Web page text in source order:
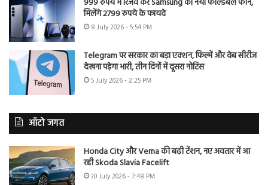
999 रुपये में रिजर्व करें Samsung का नया फोल्डेबल फोन,
मिलेंगे 2799 रुपये के फायदे
8 July 2026 - 5:54 PM
Telegram पर सरकार का बड़ा एक्शन, फिल्में और वेब सीरीज
देखना पड़ेगा भारी, तीन दिनों में दूसरा नोटिस
5 July 2026 - 2:25 PM
ऑटो जगत
Honda City और Verna की बढ़ी टेंशन, नए अवतार में आ
रही Skoda Slavia Facelift
30 July 2026 - 7:48 PM